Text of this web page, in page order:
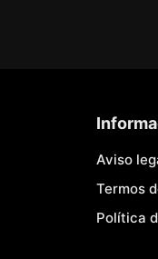
Aviso
Termos
Política